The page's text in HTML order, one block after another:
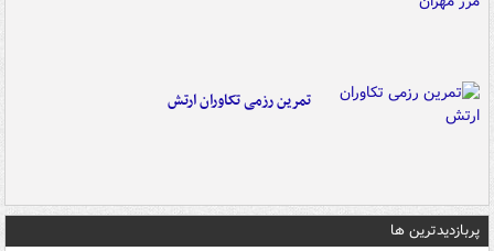
تمرین رزمی تکاوران ارتش
پربازدیدترین ها